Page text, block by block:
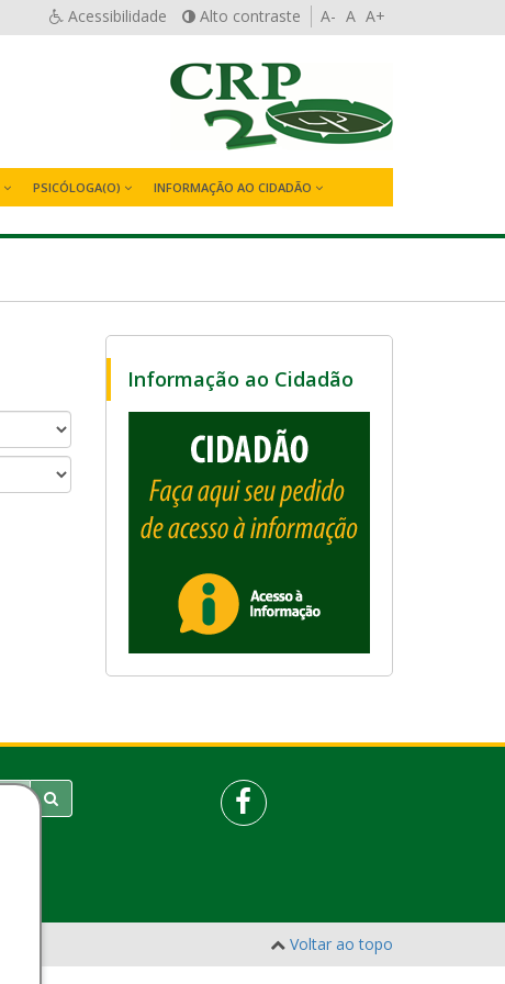
Acessibilidade Alto contraste A- A A+
PSICÓLOGA(O) INFORMAÇÃO AO CIDADÃO
Informação ao Cidadão
Voltar ao topo